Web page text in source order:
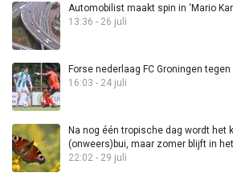
Automobilist maakt spin in ‘Mario
13:36 - 26 juli
Forse nederlaag FC Groningen
16:03 - 24 juli
Na nog één tropische dag wordt het
(onweers)bui, maar zomer blijft in
22:02 - 29 juli